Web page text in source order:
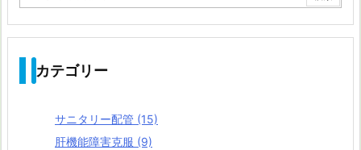
カテゴリー
サニタリー配管 (15)
肝機能障害克服 (9)